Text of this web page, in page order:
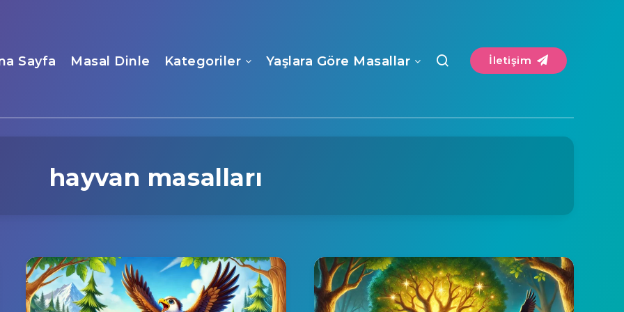
Sayfa Masal Dinle Kategoriler Yaşlara Göre Masallar İletişim
hayvan masalları